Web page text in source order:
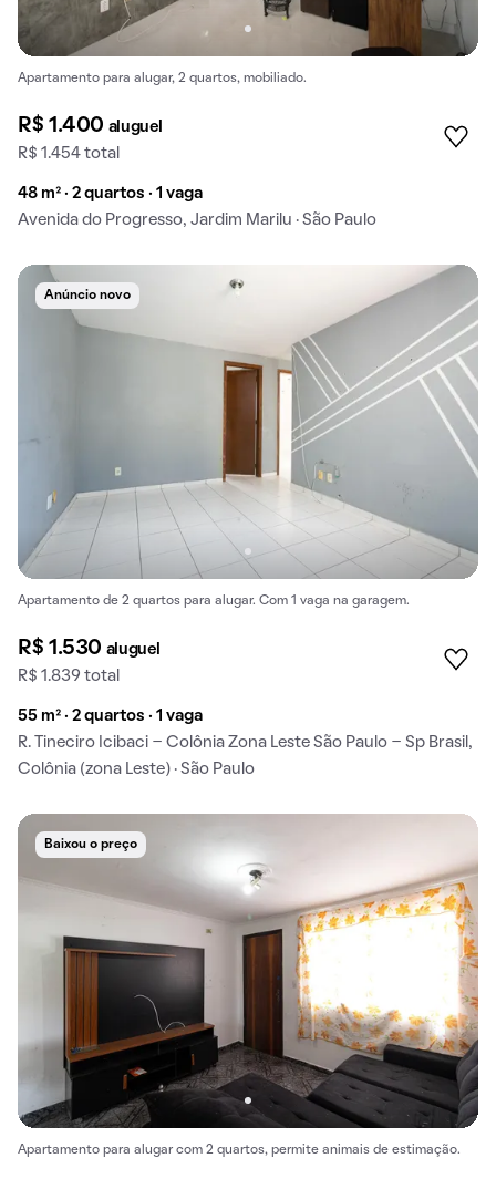
Apartamento para alugar, 2 quartos, mobiliado.
R$ 1.400 aluguel
R$ 1.454 total
48 m² · 2 quartos · 1 vaga
Avenida do Progresso, Jardim Marilu · São Paulo
Anúncio novo
Apartamento de 2 quartos para alugar. Com 1 vaga na garagem.
R$ 1.530 aluguel
R$ 1.839 total
55 m² · 2 quartos · 1 vaga
R. Tineciro Icibaci - Colônia Zona Leste São Paulo - Sp Brasil,
Colônia (zona Leste) · São Paulo
Baixou o preço
Apartamento para alugar com 2 quartos, permite animais de estimação.